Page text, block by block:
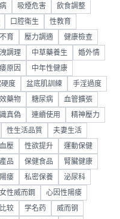
吸煙危害 飲食調整
口腔衛生 性教育
育 壓力調適 健康檢查
調理 中草藥養生 婚外情
原因 中年性健康
硬度 盆底肌訓練 手淫過度
藥物 糖尿病 血管擴張
真偽 連續使用 精神壓力
性生活品質 夫妻生活
壓 性欲提升 運動保健
品 保健食品 腎臟健康
痿 私密保養 泌尿科
女性威而鋼 心因性陽痿
较 学名药 威而钢